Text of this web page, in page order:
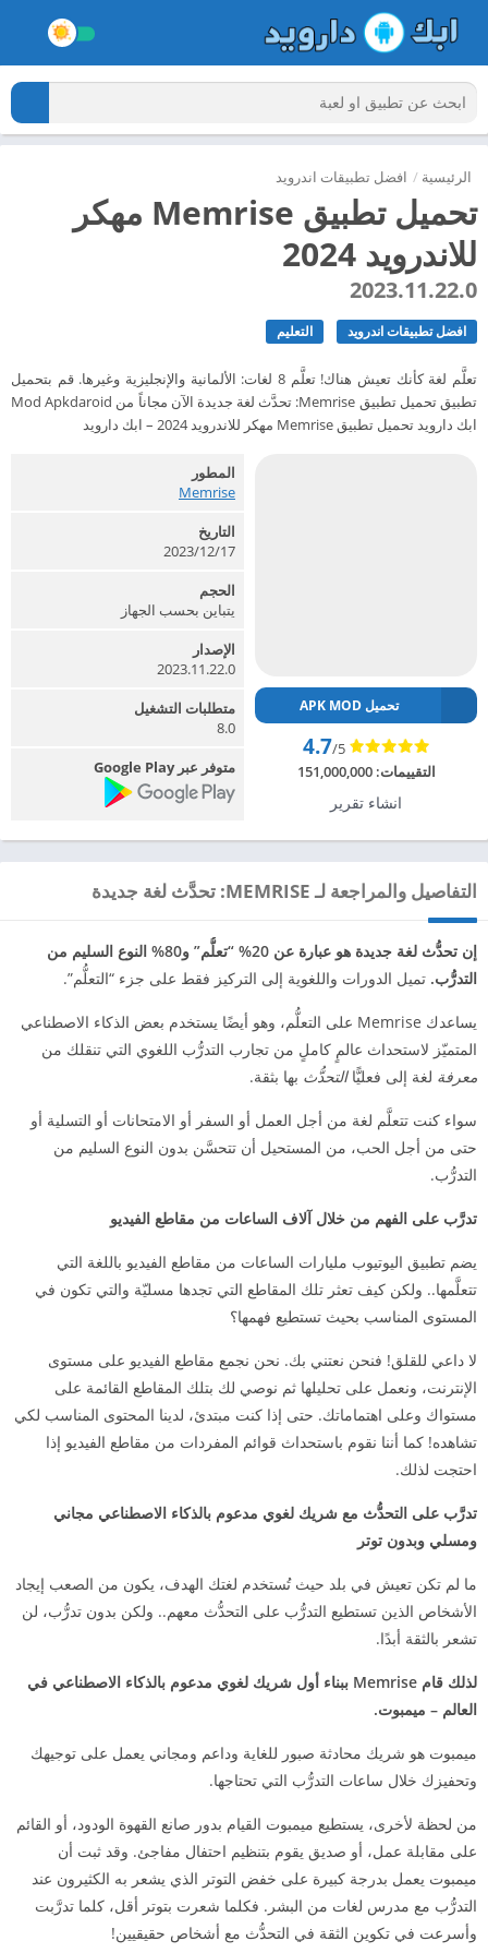
الرئيسية / افضل تطبيقات اندرويد
تحميل تطبيق Memrise مهكر
للاندرويد 2024
2023.11.22.0
افضل تطبيقات اندرويد التعليم
تعلَّم لغة كأنك تعيش هناك! تعلَّم 8 لغات: الألمانية والإنجليزية وغيرها. قم بتحميل
تطبيق تحميل تطبيق Memrise: تحدَّث لغة جديدة الآن مجاناً من Mod Apkdaroid
ابك دارويد تحميل تطبيق Memrise مهكر للاندرويد 2024 – ابك دارويد
تحميل APK MOD
4.7/5
التقييمات:151,000,000
انشاء تقرير
المطور
Memrise‏
التاريخ
2023/12/17
الحجم
يتباين بحسب الجهاز
الإصدار
2023.11.22.0
متطلبات التشغيل
8.0
متوفر عبر Google Play
التفاصيل والمراجعة لـ MEMRISE: تحدَّث لغة جديدة
إن تحدُّث لغة جديدة هو عبارة عن 20% “تعلُّم” و80% النوع السليم من
التدرُّب. تميل الدورات واللغوية إلى التركيز فقط على جزء “التعلُّم”.
يساعدك Memrise على التعلُّم، وهو أيضًا يستخدم بعض الذكاء الاصطناعي
المتميّز لاستحداث عالمٍ كاملٍ من تجارب التدرُّب اللغوي التي تنقلك من
معرفة لغة إلى فعليًّاالتحدُّث بها بثقة.
سواء كنت تتعلَّم لغة من أجل العمل أو السفر أو الامتحانات أو التسلية أو
حتى من أجل الحب، من المستحيل أن تتحسَّن بدون النوع السليم من
التدرُّب.
تدرَّب على الفهم من خلال آلاف الساعات من مقاطع الفيديو
يضم تطبيق اليوتيوب مليارات الساعات من مقاطع الفيديو باللغة التي
تتعلَّمها.. ولكن كيف تعثر تلك المقاطع التي تجدها مسليّة والتي تكون في
المستوى المناسب بحيث تستطيع فهمها؟
لا داعي للقلق! فنحن نعتني بك. نحن نجمع مقاطع الفيديو على مستوى
الإنترنت، ونعمل على تحليلها ثم نوصي لك بتلك المقاطع القائمة على
مستواك وعلى اهتماماتك. حتى إذا كنت مبتدئ، لدينا المحتوى المناسب لكي
تشاهده! كما أننا نقوم باستحداث قوائم المفردات من مقاطع الفيديو إذا
احتجت لذلك.
تدرَّب على التحدُّث مع شريك لغوي مدعوم بالذكاء الاصطناعي مجاني
ومسلي وبدون توتر
ما لم تكن تعيش في بلد حيث تُستخدم لغتك الهدف، يكون من الصعب إيجاد
الأشخاص الذين تستطيع التدرُّب على التحدُّث معهم.. ولكن بدون تدرُّب، لن
تشعر بالثقة أبدًا.
لذلك قام Memrise ببناء أول شريك لغوي مدعوم بالذكاء الاصطناعي في
العالم – ميمبوت.
ميمبوت هو شريك محادثة صبور للغاية وداعم ومجاني يعمل على توجيهك
وتحفيزك خلال ساعات التدرُّب التي تحتاجها.
من لحظة لأخرى، يستطيع ميمبوت القيام بدور صانع القهوة الودود، أو القائم
على مقابلة عمل، أو صديق يقوم بتنظيم احتفال مفاجئ. وقد ثبت أن
ميمبوت يعمل بدرجة كبيرة على خفض التوتر الذي يشعر به الكثيرون عند
التدرُّب مع مدرس لغات من البشر. فكلما شعرت بتوتر أقل، كلما تدرَّبت
وأسرعت في تكوين الثقة في التحدُّث مع أشخاص حقيقيين!